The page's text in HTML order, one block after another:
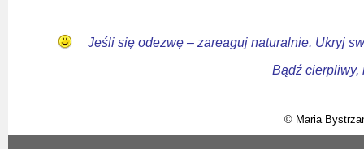
Jeśli się odezwę – zareaguj naturalnie. Ukryj
Bądź cierpliwy,
© Maria